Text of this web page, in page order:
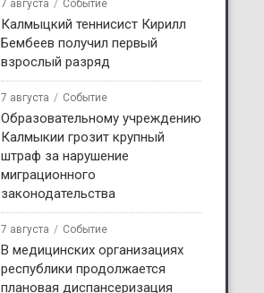
7 августа Событие
Калмыцкий теннисист Кирилл
Бембеев получил первый
взрослый разряд
7 августа Событие
Образовательному учреждению
Калмыкии грозит крупный
штраф за нарушение
миграционного
законодательства
7 августа Событие
В медицинских организациях
республики продолжается
плановая диспансеризация